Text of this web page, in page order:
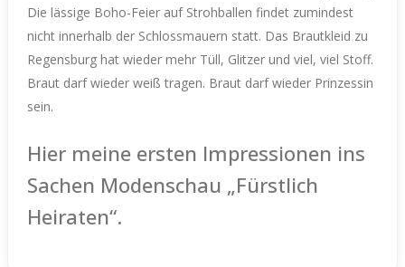
Die lässige Boho-Feier auf Strohballen findet zumindest
nicht innerhalb der Schlossmauern statt. Das Brautkleid zu
Regensburg hat wieder mehr Tüll, Glitzer und viel, viel Stoff.
Braut darf wieder weiß tragen. Braut darf wieder Prinzessin
sein.
Hier meine ersten Impressionen ins
Sachen Modenschau „Fürstlich
Heiraten“.